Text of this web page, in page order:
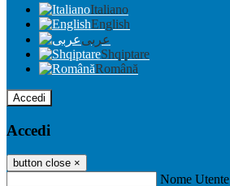
Italiano
English
عربى
Shqiptare
Română
Accedi
Accedi
button close ×
Nome Utente